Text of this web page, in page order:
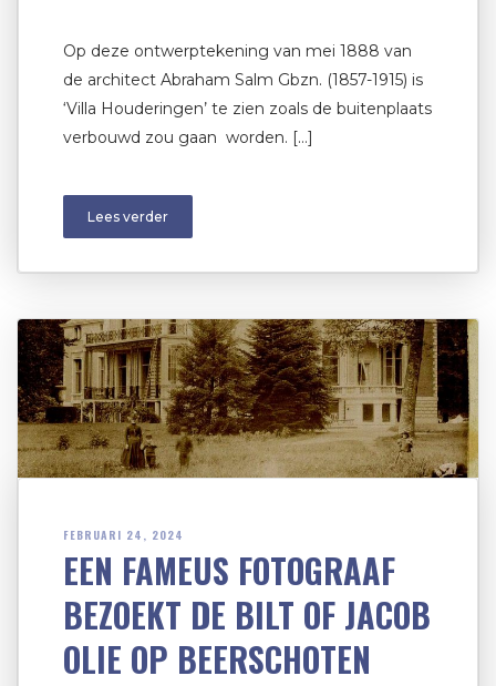
Op deze ontwerptekening van mei 1888 van
de architect Abraham Salm Gbzn. (1857-1915) is
‘Villa Houderingen’ te zien zoals de buitenplaats
verbouwd zou gaan worden. […]
Lees verder
FEBRUARI 24, 2024
EEN FAMEUS FOTOGRAAF
BEZOEKT DE BILT OF JACOB
OLIE OP BEERSCHOTEN